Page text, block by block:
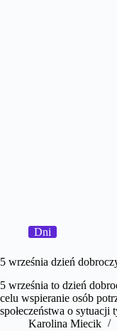
Dni
5 września dzień
5 września to dzień
celu wspieranie osób
społeczeństwa o
Karolina Miecik